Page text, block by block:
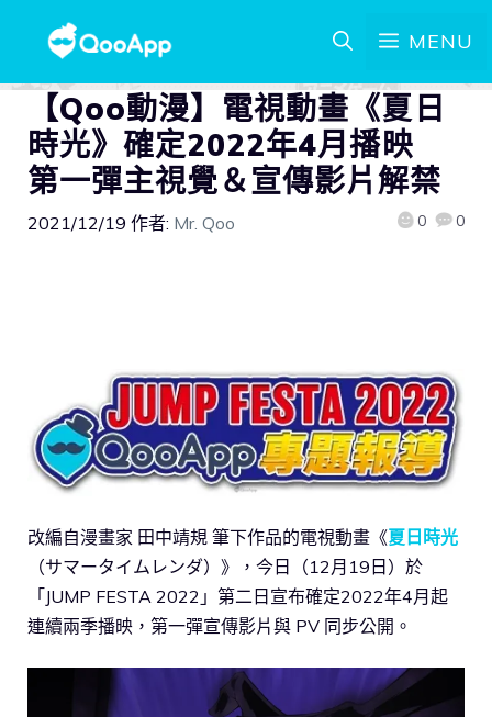
MENU
【Qoo動漫】電視動畫《夏日
時光》確定2022年4月播映
第一彈主視覺＆宣傳影片解禁
2021/12/19 作者: Mr. Qoo 0 0
改編自漫畫家 田中靖規 筆下作品的電視動畫《夏日時光
（サマータイムレンダ）》，今日（12月19日）於
「JUMP FESTA 2022」第二日宣布確定2022年4月起
連續兩季播映，第一彈宣傳影片與 PV 同步公開。